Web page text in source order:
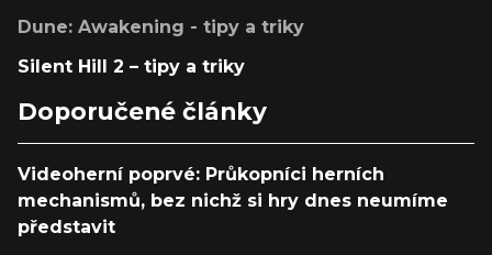
Dune: Awakening - tipy a triky
Silent Hill 2 – tipy a triky
Doporučené články
Videoherní poprvé: Průkopníci herních
mechanismů, bez nichž si hry dnes neumíme
představit